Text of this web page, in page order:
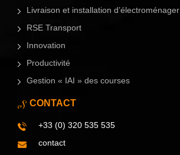
Livraison et installation d’électroménager
RSE Transport
Innovation
Productivité
Gestion « IAI » des courses
CONTACT
+33 (0) 320 535 535
contact